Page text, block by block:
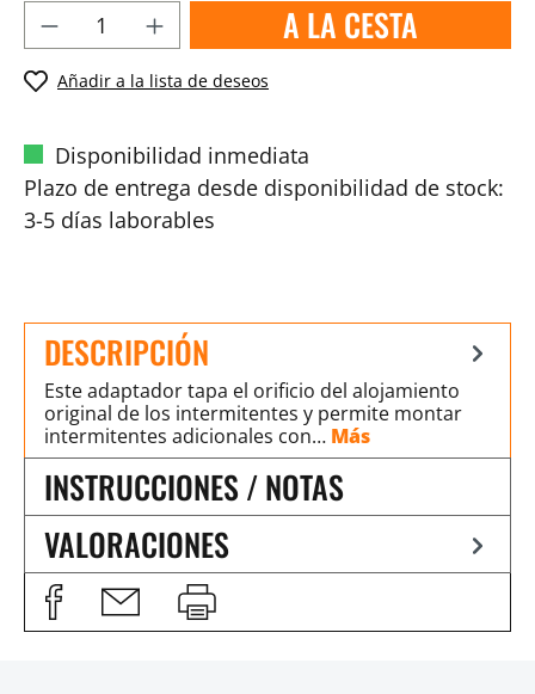
A LA CESTA
Añadir a la lista de deseos
Disponibilidad inmediata
Plazo de entrega desde disponibilidad de stock:
3-5 días laborables
DESCRIPCIÓN
Este adaptador tapa el orificio del alojamiento
original de los intermitentes y permite montar
intermitentes adicionales con… Más
INSTRUCCIONES / NOTAS
VALORACIONES